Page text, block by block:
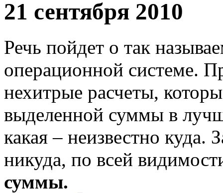
21 сентября 2010
Речь пойдет о так
операционной системе.
нехитрые расчеты,
выделенной суммы в
какая – неизвестно куда.
никуда, по всей
суммы.